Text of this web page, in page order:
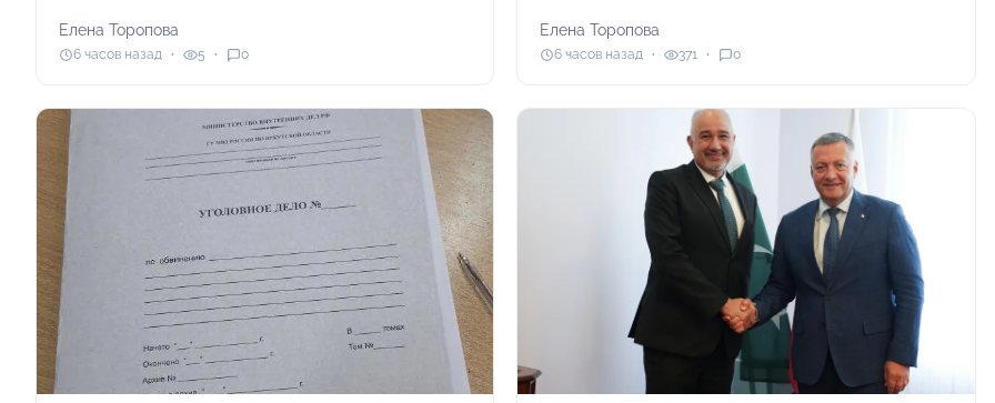
Елена Торопова
6 часов назад 5 0
Елена Торопова
6 часов назад 371 0